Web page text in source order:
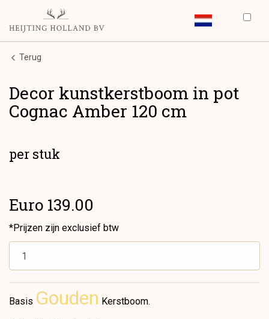
Terug
Decor kunstkerstboom in pot
Cognac Amber 120 cm
per stuk
Euro 139.00
*Prijzen zijn exclusief btw
Basis Gouden Kerstboom.